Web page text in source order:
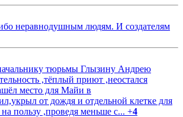
неравнодушным людям. И создателям
тюрьмы Глызину Андрею
,тёплый приют ,неостался
место для Майи в
от дождя и отдельной клетке для
пользу ,проведя меньше с... +4